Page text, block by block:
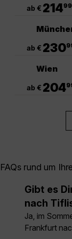
ab € 21499
ab € 230
Wien
ab € 204
FAQs rund um
Gibt es
nach
Ja, im
Frankfurt